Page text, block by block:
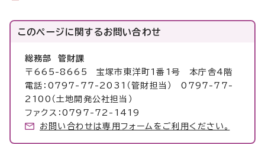
このページに関するお問い合わせ
総務部 管財課
〒665-8665 宝塚市東洋町1番1号 本庁舎4階
電話：0797-77-2031（管財担当） 0797-77-
2100（土地開発公社担当）
ファクス：0797-72-1419
お問い合わせは専用フォームをご利用ください。